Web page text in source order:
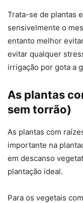
Trata-se de plantas
sensivelmente o
entanto melhor
evitar qualquer
irrigação por gota a
As plantas
sem torrão)
As plantas com
importante na
em descanso
plantação ideal.
Para os vegetais